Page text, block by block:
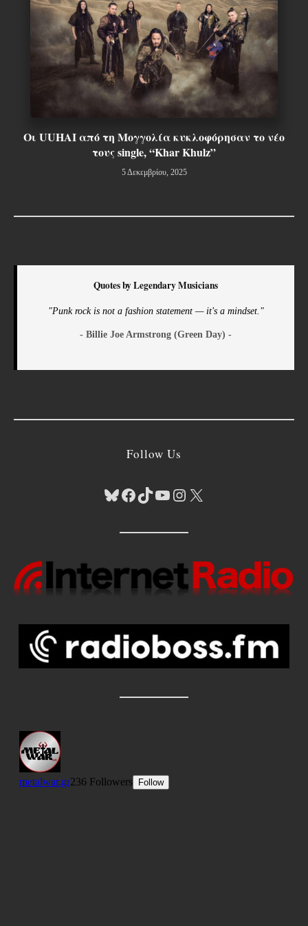
Οι UUHAI από τη Μογγολία κυκλοφόρησαν το νέο
τους single, “Khar Khulz”
5 Δεκεμβρίου, 2025
Quotes by Legendary Musicians
"Punk rock is not a fashion statement — it's a mindset."
- Billie Joe Armstrong (Green Day) -
Follow Us